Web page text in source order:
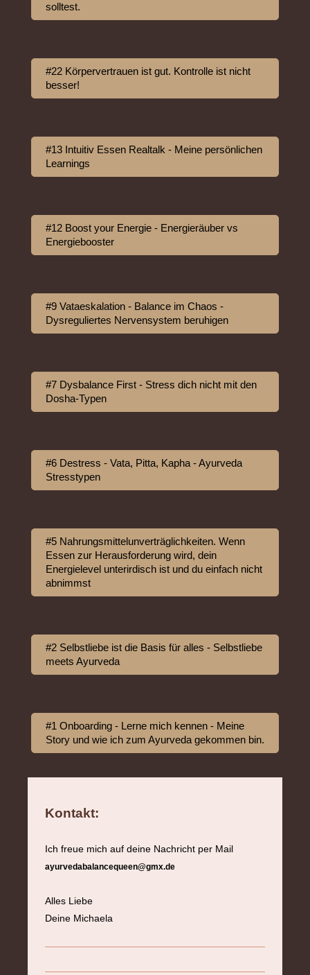
solltest.
#22 Körpervertrauen ist gut. Kontrolle ist nicht
besser!
#13 Intuitiv Essen Realtalk - Meine persönlichen
Learnings
#12 Boost your Energie - Energieräuber vs
Energiebooster
#9 Vataeskalation - Balance im Chaos -
Dysreguliertes Nervensystem beruhigen
#7 Dysbalance First - Stress dich nicht mit den
Dosha-Typen
#6 Destress - Vata, Pitta, Kapha - Ayurveda
Stresstypen
#5 Nahrungsmittelunverträglichkeiten. Wenn
Essen zur Herausforderung wird, dein
Energielevel unterirdisch ist und du einfach nicht
abnimmst
#2 Selbstliebe ist die Basis für alles - Selbstliebe
meets Ayurveda
#1 Onboarding - Lerne mich kennen - Meine
Story und wie ich zum Ayurveda gekommen bin.
Kontakt:
Ich freue mich auf deine Nachricht per Mail
ayurvedabalancequeen@gmx.de
Alles Liebe
Deine Michaela